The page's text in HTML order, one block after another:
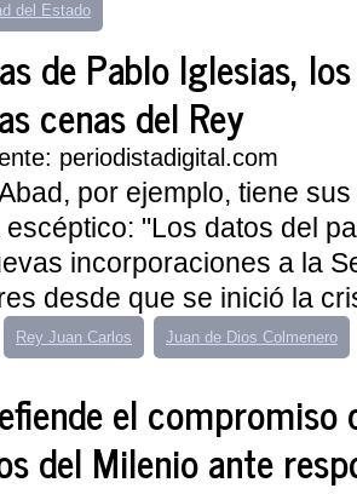
del Estado
de Pablo Iglesias,
cenas del Rey
periodistadigital.com
por ejemplo, tiene
"Los datos del
incorporaciones a la
desde que se inició la
Rey Juan Carlos Juan de Dios Colmenero
el compromiso
del Milenio ante